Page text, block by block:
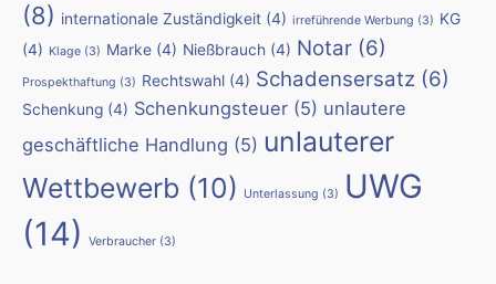
(8) internationale Zuständigkeit (4) irreführende Werbung (3) KG
(4) Klage (3) Marke (4) Nießbrauch (4) Notar (6)
Prospekthaftung (3) Rechtswahl (4) Schadensersatz (6)
Schenkung (4) Schenkungsteuer (5) unlautere
geschäftliche Handlung (5) unlauterer
Wettbewerb (10) Unterlassung (3)
UWG
(14)
Verbraucher (3)